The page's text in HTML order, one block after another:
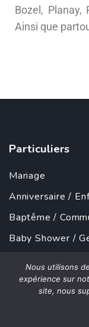
Bozel, Planay,
Ainsi que
Particuliers
Mariage
Anniversaire /
Baptême /
Baby Shower /
EVJF/EVG
Nous utilisons
expérience sur
site, nous